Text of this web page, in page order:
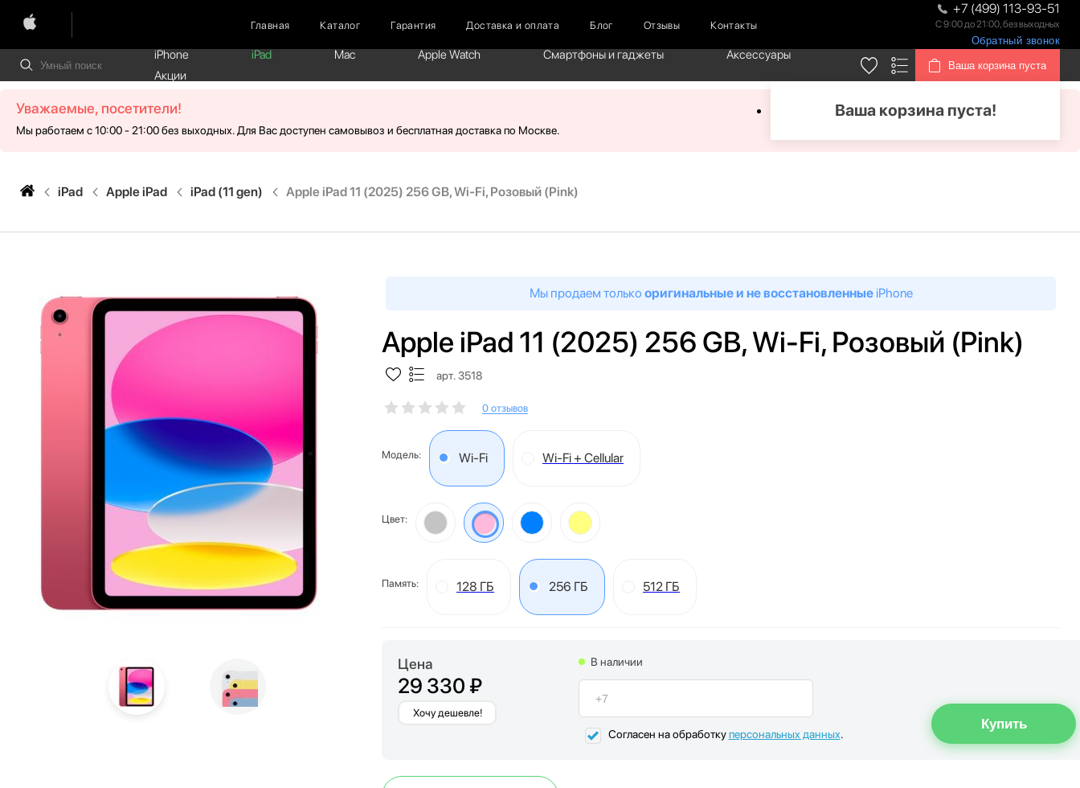
Главная Каталог Гарантия Доставка и оплата Блог Отзывы Контакты
+7 (499) 113-93-51
С 9:00 до 21:00, без выходных
Обратный звонок
iPhone iPad Mac Apple Watch Смартфоны и гаджеты
Аксессуары
Акции
Ваша корзина пуста
Ваша корзина пуста!
Уважаемые, посетители!
Мы работаем с 10:00 - 21:00 без выходных. Для Вас доступен самовывоз и бесплатная доставка по Москве.
iPad Apple iPad iPad (11 gen) Apple iPad 11 (2025) 256 GB, Wi-Fi, Розовый (Pink)
Мы продаем только оригинальные и не восстановленныеiPhone
Apple iPad 11 (2025) 256 GB, Wi-Fi, Розовый (Pink)
арт. 3518
0 отзывов
Модель: Wi-Fi Wi-Fi + Cellular
Цвет:
Память: 128 ГБ 256 ГБ 512 ГБ
Цена
29 330 ₽
Хочу дешевле!
В наличии
Согласен на обработкуперсональных данных.